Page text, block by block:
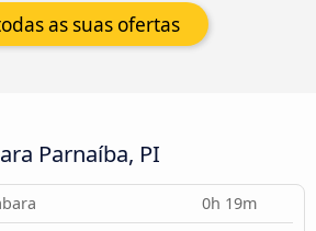
as suas ofertas
Parnaíba, PI
0h 19m